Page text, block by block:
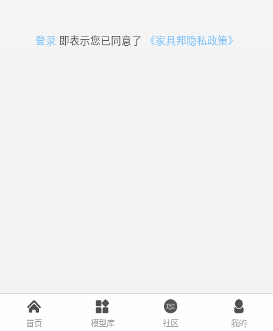
登录 即表示您已同意了 《家具邦隐私政策》
首页 模型库 社区 我的